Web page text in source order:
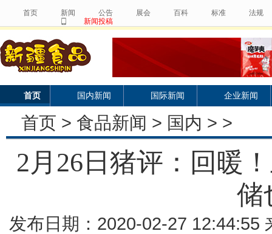
首页 新闻 公告 展会 百科 标准
法规
新闻投稿
首页 国内新闻 国际新闻 企业新闻
首页 > 食品新闻 > 国内 > >
2月26日猪评：回暖
储
发布日期：2020-02-27 12:44:55